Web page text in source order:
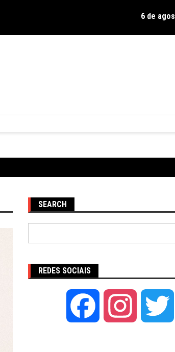
Delírios de Hamilton celebra 30 anos de
6 de
SEARCH
REDES SOCIAIS
Facebook Instagram